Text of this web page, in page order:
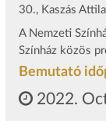
30., Kaszás
A Nemzeti
Színház közös
Bemutató
2022.